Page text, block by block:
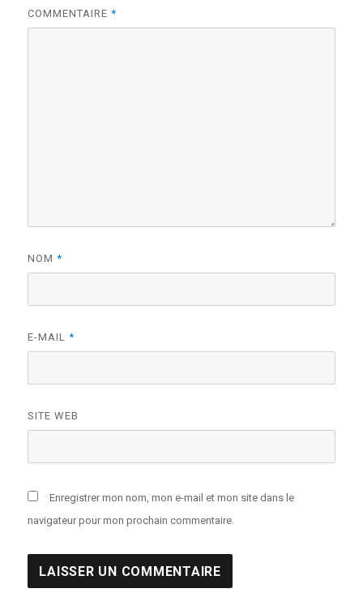
COMMENTAIRE*
NOM*
E-MAIL*
SITE WEB
Enregistrer mon nom, mon e-mail et mon site dans le
navigateur pour mon prochain commentaire.